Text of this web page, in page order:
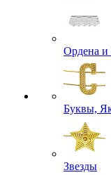
Ордена
Буквы,
Звезды